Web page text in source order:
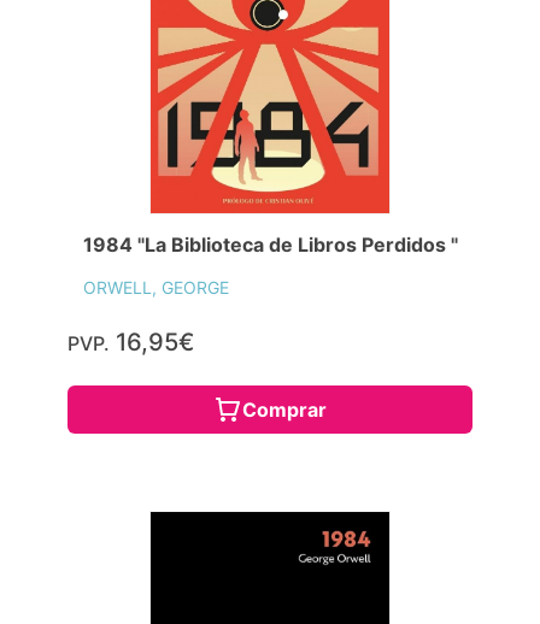
1984 "La Biblioteca de Libros Perdidos "
ORWELL, GEORGE
PVP. 16,95€
Comprar